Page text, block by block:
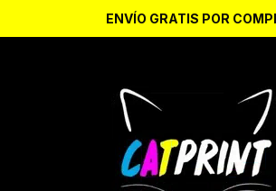
ENVÍO GRATIS POR